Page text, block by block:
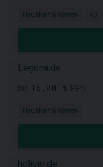
Haushalt & Garten +3
Legona.de
16,00 %
Haushalt & Garten
holivio.de